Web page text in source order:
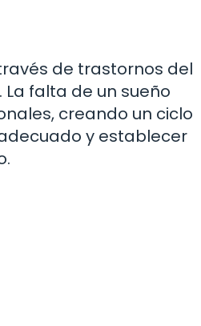
de trastornos del
falta de un sueño
creando un ciclo
y establecer